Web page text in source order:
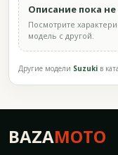
Описание пока
Посмотрите
модель с другой.
Другие модели Suzuki в
BAZAMOTO